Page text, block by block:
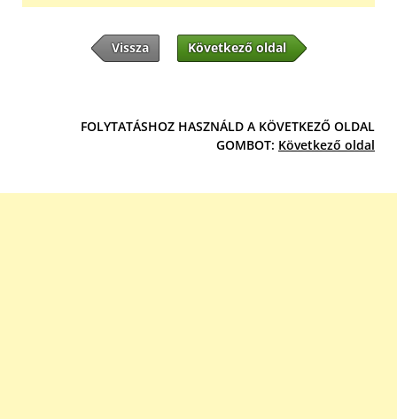
Vissza Következő oldal
FOLYTATÁSHOZ HASZNÁLD A KÖVETKEZŐ OLDAL
GOMBOT: Következő oldal